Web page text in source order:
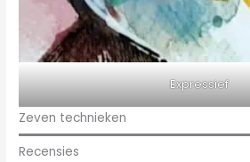
Expressief
Zeven technieken
Recensies